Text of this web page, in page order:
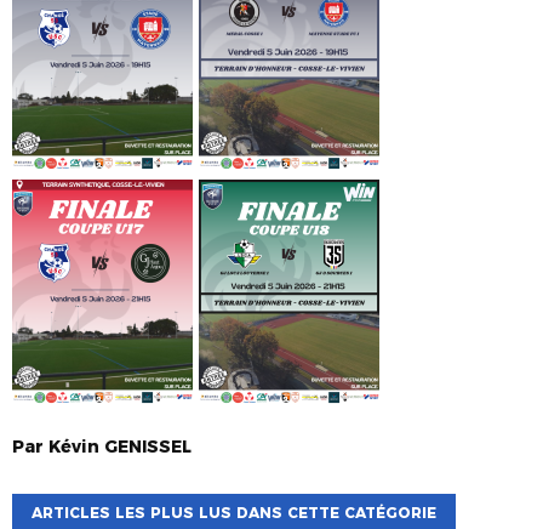
Par Kévin GENISSEL
ARTICLES LES PLUS LUS DANS CETTE CATÉGORIE